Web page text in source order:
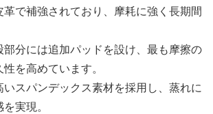
で補強されており、摩耗に強く長期間
部分には追加パッドを設け、最も摩擦の
を高めています。
スパンデックス素材を採用し、蒸れに
実現。